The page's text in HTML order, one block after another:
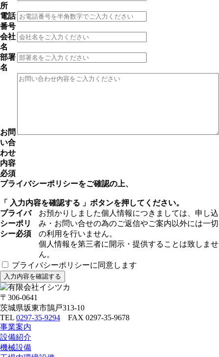
所
電話
番号
会社
名
部署
名
お問
い合
わせ
内容
必須
プライバシーポリシーをご確認の上、
「 入力内容を確認する 」ボタンを押してください。
プライバ
シーポリ
シー必須
お預かりしました個人情報につきましては、申し込
み・お問い合せの為のご返信やご案内以外には一切
の利用を行いません。
個人情報を第三者に開示・提供することは致しませ
ん。
プライバシーポリシーに同意します
入力内容を確認する
〒306-0641
茨城県坂東市鵠戸313-10
TEL 0297-35-9294 FAX 0297-35-9678
事業案内
設備紹介
機械設備